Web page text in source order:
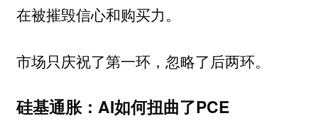
在被摧毁信心和购买力。
市场只庆祝了第一环，忽略了后两环。
硅基通胀：AI如何扭曲了PCE